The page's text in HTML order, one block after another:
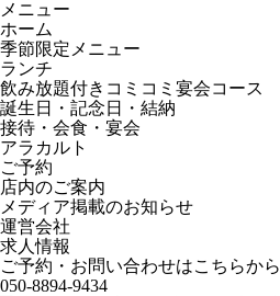
メニュー
ホーム
季節限定メニュー
ランチ
飲み放題付きコミコミ宴会コース
誕生日・記念日・結納
接待・会食・宴会
アラカルト
ご予約
店内のご案内
メディア掲載のお知らせ
運営会社
求人情報
ご予約・お問い合わせはこちらから
050-8894-9434